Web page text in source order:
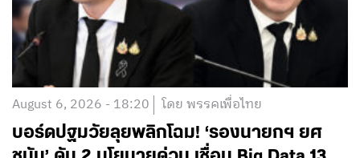
August 6, 2026 - 18:20 โดย พรรคเพื่อไทย
บอร์ดปฐมวัยลุยพลิกโฉม! ‘รองนายกฯ ยศ